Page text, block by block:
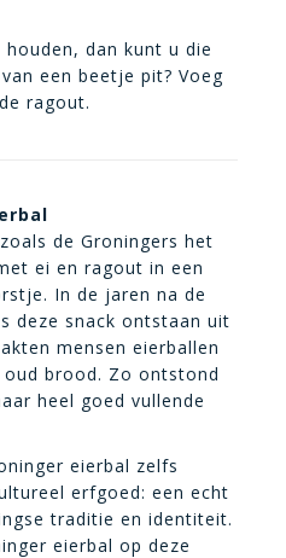
dan kunt u die
een beetje pit? Voeg
ragout.
de Groningers het
ei en ragout in een
In de jaren na de
deze snack ontstaan uit
mensen eierballen
brood. Zo ontstond
heel goed vullende
eierbal zelfs
erfgoed: een echt
traditie en identiteit.
eierbal op deze